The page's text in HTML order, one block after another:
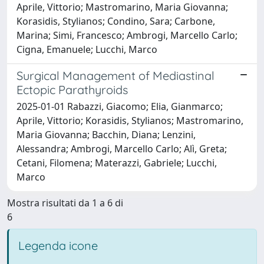
Aprile, Vittorio; Mastromarino, Maria Giovanna;
Korasidis, Stylianos; Condino, Sara; Carbone,
Marina; Simi, Francesco; Ambrogi, Marcello Carlo;
Cigna, Emanuele; Lucchi, Marco
Surgical Management of Mediastinal
Ectopic Parathyroids
2025-01-01 Rabazzi, Giacomo; Elia, Gianmarco;
Aprile, Vittorio; Korasidis, Stylianos; Mastromarino,
Maria Giovanna; Bacchin, Diana; Lenzini,
Alessandra; Ambrogi, Marcello Carlo; Alì, Greta;
Cetani, Filomena; Materazzi, Gabriele; Lucchi,
Marco
Mostra risultati da 1 a 6 di
6
Legenda icone